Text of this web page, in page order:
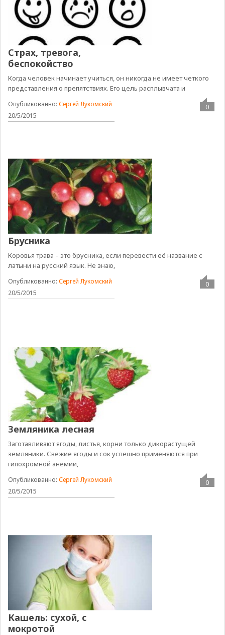
Страх, тревога,
беспокойство
Когда человек начинает учиться, он никогда не имеет четкого
представления о препятствиях. Его цель расплывчата и
Опубликованно:Сергей Лукомский
20/5/2015
0
Брусника
Коровья трава – это брусника, если перевести её название с
латыни на русский язык. Не знаю,
Опубликованно:Сергей Лукомский
20/5/2015
0
Земляника лесная
Заготавливают ягоды, листья, корни только дикорастущей
земляники. Свежие ягоды и сок успешно применяются при
гипохромной анемии,
Опубликованно:Сергей Лукомский
20/5/2015
0
Кашель: сухой, с
мокротой